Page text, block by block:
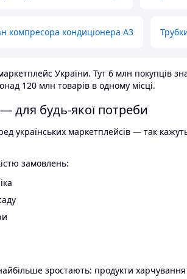
компресора кондиціонера А3
України. Тут 6 млн покупців
120 млн товарів в одному місці.
для будь-якої потреби
українських маркетплейсів — так
замовлень:
зростають: продукти